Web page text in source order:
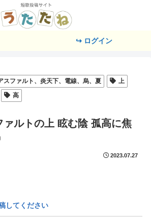
↪ ログイン
スファルト、炎天下、電線、烏、夏
上
高
ァルトの上 眩む陰 孤高に焦
2023.07.27
してください